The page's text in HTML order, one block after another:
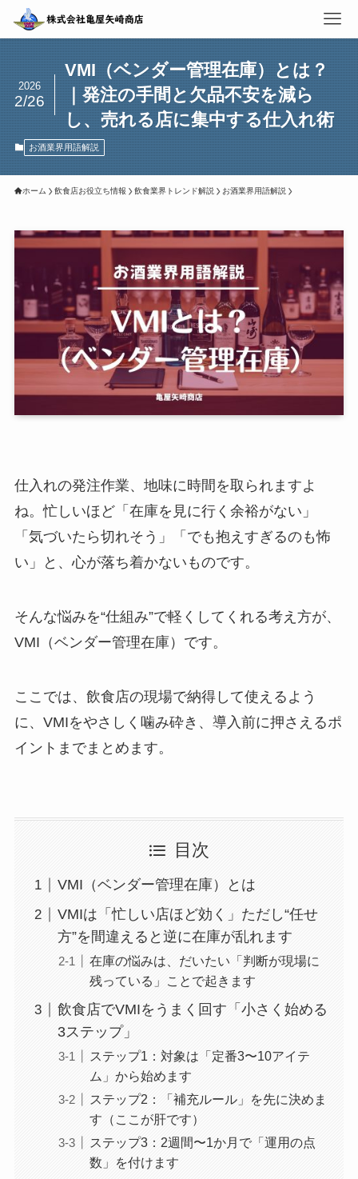
VMI（ベンダー管理在庫）とは？
｜発注の手間と欠品不安を減ら
し、売れる店に集中する仕入れ術
2026
2/26
お酒業界用語解説
ホーム 飲食店お役立ち情報 飲食業界トレンド解説 お酒業界用語解説
仕入れの発注作業、地味に時間を取られますよ
ね。忙しいほど「在庫を見に行く余裕がない」
「気づいたら切れそう」「でも抱えすぎるのも怖
い」と、心が落ち着かないものです。
そんな悩みを“仕組み”で軽くしてくれる考え方が、
VMI（ベンダー管理在庫）です。
ここでは、飲食店の現場で納得して使えるよう
に、VMIをやさしく噛み砕き、導入前に押さえるポ
イントまでまとめます。
目次
VMI（ベンダー管理在庫）とは
VMIは「忙しい店ほど効く」ただし“任せ
方”を間違えると逆に在庫が乱れます
在庫の悩みは、だいたい「判断が現場に
残っている」ことで起きます
飲食店でVMIをうまく回す「小さく始める
3ステップ」
ステップ1：対象は「定番3〜10アイテ
ム」から始めます
ステップ2：「補充ルール」を先に決めま
す（ここが肝です）
ステップ3：2週間〜1か月で「運用の点
数」を付けます